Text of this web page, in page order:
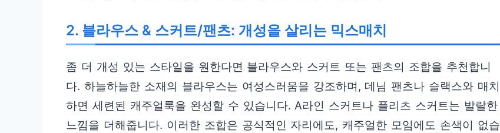
2. 블라우스 & 스커트/팬츠: 개성을 살리는 믹스매치
좀 더 개성 있는 스타일을 원한다면 블라우스와 스커트 또는 팬츠의 조합을 추천합니
다. 하늘하늘한 소재의 블라우스는 여성스러움을 강조하며, 데님 팬츠나 슬랙스와 매치
하면 세련된 캐주얼룩을 완성할 수 있습니다. A라인 스커트나 플리츠 스커트는 발랄한
느낌을 더해줍니다. 이러한 조합은 공식적인 자리에도, 캐주얼한 모임에도 손색이 없습